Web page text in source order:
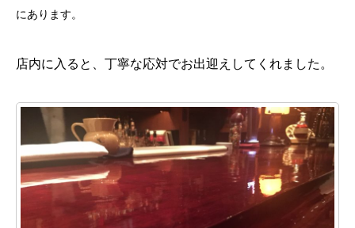
にあります。
店内に入ると、丁寧な応対でお出迎えしてくれました。